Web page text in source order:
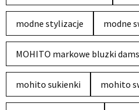
modne stylizacje modne
MOHITO markowe bluzki
mohito sukienki mohito